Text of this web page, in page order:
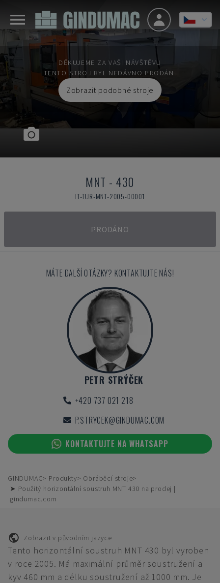
DĚKUJEME ZA VAŠI NÁVŠTĚVU
TENTO STROJ BYL NEDÁVNO PRODÁN.
Zobrazit podobné stroje
MNT - 430
IT-TUR-MNT-2005-00001
PRODÁNO
MÁTE DALŠÍ OTÁZKY? KONTAKTUJTE NÁS!
PETR STRÝČEK
+420 737 021 218
P.STRYCEK@GINDUMAC.COM
KONTAKTUJTE NA WHATSAPP
GINDUMAC Produkty
Obráběcí stroje
➤ Použitý horizontální soustruh MNT 430 na prodej |
gindumac.com
Zobrazit v původním jazyce
Tento horizontální soustruh MNT 430 byl vyroben
v roce 2005. Má maximální průměr soustružení a
kyv 460 mm a délku soustružení až 1000 mm. Je